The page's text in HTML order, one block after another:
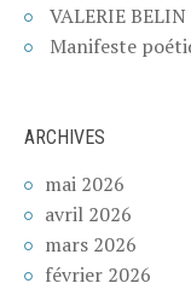
VALERIE
Manifeste
ARCHIVES
mai 2026
avril 2026
mars 2026
février 2026